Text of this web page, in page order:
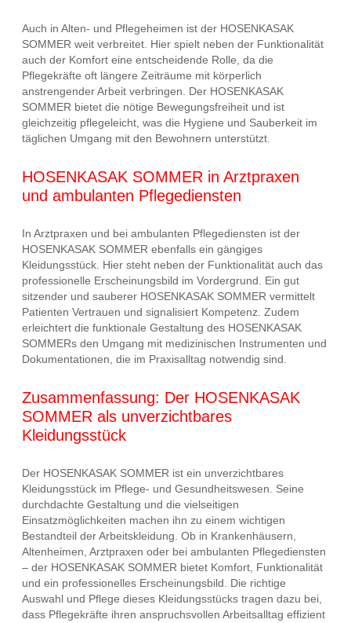
Auch in Alten- und Pflegeheimen ist der HOSENKASAK
SOMMER weit verbreitet. Hier spielt neben der Funktionalität
auch der Komfort eine entscheidende Rolle, da die
Pflegekräfte oft längere Zeiträume mit körperlich
anstrengender Arbeit verbringen. Der HOSENKASAK
SOMMER bietet die nötige Bewegungsfreiheit und ist
gleichzeitig pflegeleicht, was die Hygiene und Sauberkeit im
täglichen Umgang mit den Bewohnern unterstützt.
HOSENKASAK SOMMER in Arztpraxen
und ambulanten Pflegediensten
In Arztpraxen und bei ambulanten Pflegediensten ist der
HOSENKASAK SOMMER ebenfalls ein gängiges
Kleidungsstück. Hier steht neben der Funktionalität auch das
professionelle Erscheinungsbild im Vordergrund. Ein gut
sitzender und sauberer HOSENKASAK SOMMER vermittelt
Patienten Vertrauen und signalisiert Kompetenz. Zudem
erleichtert die funktionale Gestaltung des HOSENKASAK
SOMMERs den Umgang mit medizinischen Instrumenten und
Dokumentationen, die im Praxisalltag notwendig sind.
Zusammenfassung: Der HOSENKASAK
SOMMER als unverzichtbares
Kleidungsstück
Der HOSENKASAK SOMMER ist ein unverzichtbares
Kleidungsstück im Pflege- und Gesundheitswesen. Seine
durchdachte Gestaltung und die vielseitigen
Einsatzmöglichkeiten machen ihn zu einem wichtigen
Bestandteil der Arbeitskleidung. Ob in Krankenhäusern,
Altenheimen, Arztpraxen oder bei ambulanten Pflegediensten
– der HOSENKASAK SOMMER bietet Komfort, Funktionalität
und ein professionelles Erscheinungsbild. Die richtige
Auswahl und Pflege dieses Kleidungsstücks tragen dazu bei,
dass Pflegekräfte ihren anspruchsvollen Arbeitsalltag effizient